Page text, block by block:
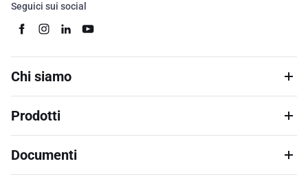
Seguici sui social
Chi siamo
Prodotti
Documenti